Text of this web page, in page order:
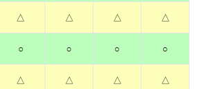
△ △ △ △
○ ○ ○ ○
△ △ △ △